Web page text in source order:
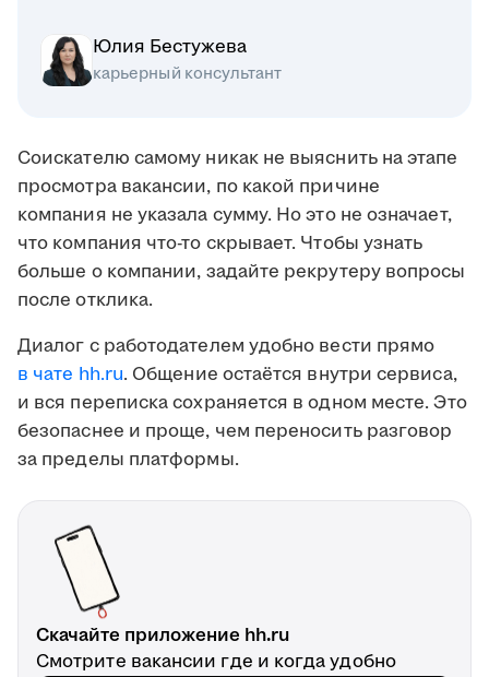
Юлия Бестужева
карьерный консультант
Соискателю самому никак не выяснить на этапе
просмотра вакансии, по какой причине
компания не указала сумму. Но это не означает,
что компания что-то скрывает. Чтобы узнать
больше о компании, задайте рекрутеру вопросы
после отклика.
Диалог с работодателем удобно вести прямо
в чате hh.ru. Общение остаётся внутри сервиса,
и вся переписка сохраняется в одном месте. Это
безопаснее и проще, чем переносить разговор
за пределы платформы.
Скачайте приложение hh.ru
Смотрите вакансии где и когда удобно